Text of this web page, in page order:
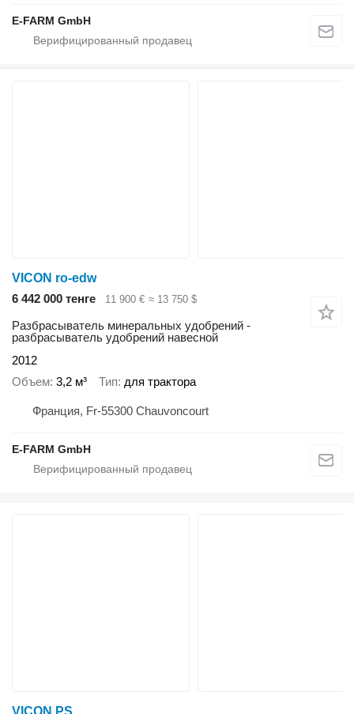
E-FARM GmbH
VICON ro-edw
6 442 000 тенге
11 900 € ≈ 13 750 $
Разбрасыватель минеральных удобрений -
разбрасыватель удобрений навесной
2012
Объем 3,2 м³ Тип для трактора
Франция, Fr-55300 Chauvoncourt
E-FARM GmbH